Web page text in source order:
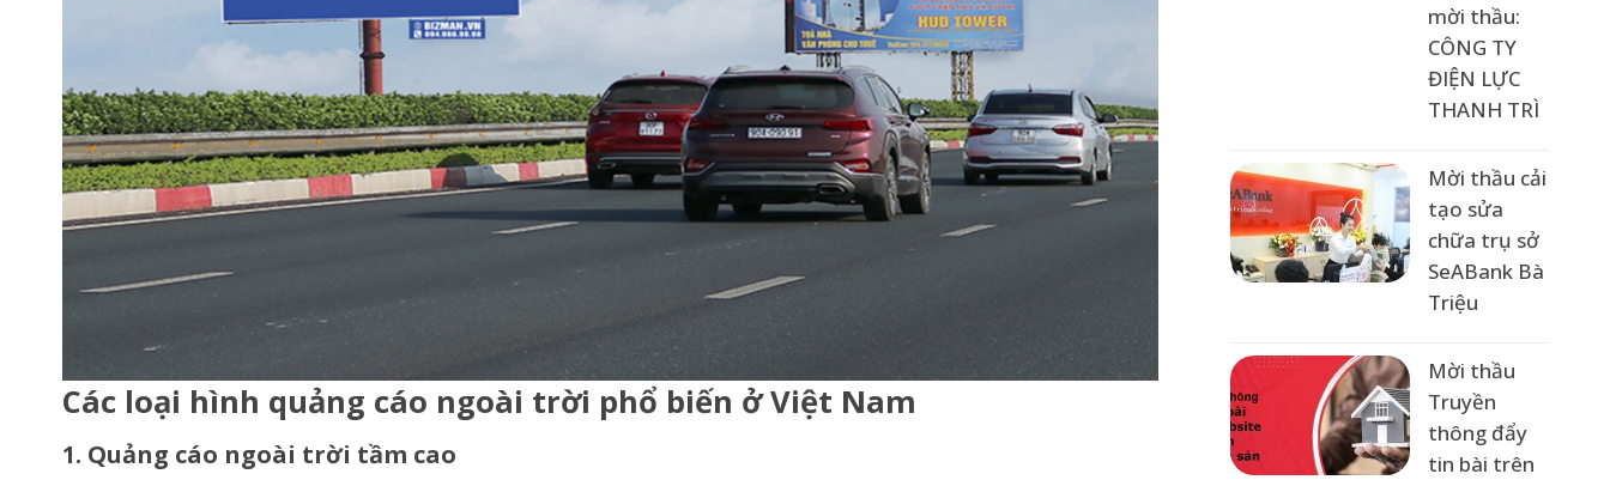
Các loại hình quảng cáo ngoài trời phổ biến ở Việt Nam
1. Quảng cáo ngoài trời tầm cao
mời thầu:
CÔNG TY
ĐIỆN LỰC
THANH TRÌ
Mời thầu cải
tạo sửa
chữa trụ sở
SeABank Bà
Triệu
Mời thầu
Truyền
thông đẩy
tin bài trên